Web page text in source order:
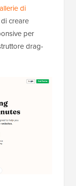
di
creare
per
drag-